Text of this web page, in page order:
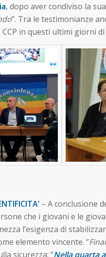
, dopo aver condiviso la
”. Tra le testimonianze
in questi ultimi giorni
– A conclusione
che i giovani e le
l’esigenza di
elemento vincente. “
sicurezza: “Nella quarta